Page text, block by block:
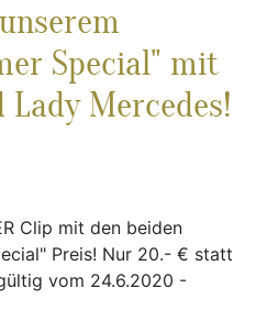
Special" mit
Lady Mercedes!
Clip mit den beiden
Preis! Nur 20.- € statt
vom 24.6.2020 -